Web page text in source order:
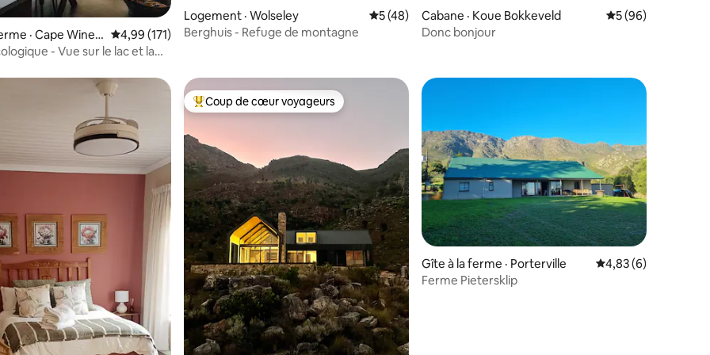
5, 27 commentaires
· Cape Winela
Municipality
Note moyenne de 4,99 sur 5, 171 commentaires
4,99 (171)
- Vue sur le lac et la
Logement · Wolseley Note moyenne de 5 sur 5, 48 commentaires
5 (48)
Berghuis - Refuge de montagne
Cabane · Koue Bokkeveld Note moyenne de
5 (96)
Donc bonjour
Coup de cœur voyageurs parmi les plus aimés
Coup de cœur voyageurs
Gîte à la ferme · Porterville Note moyenne de
4,83 (6)
Ferme Pietersklip